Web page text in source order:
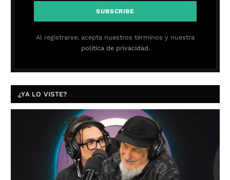
Al registrarse, acepta nuestros términos y nuestra
política de privacidad.
¿YA LO VISTE?